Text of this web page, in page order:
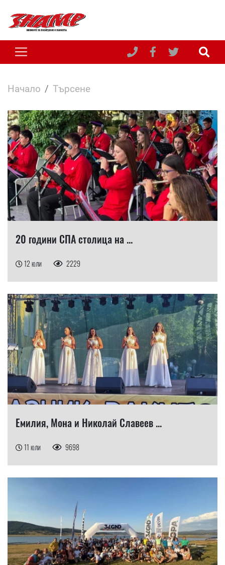
Начало Търсене
20 години СПА столица на ...
12 юли 2229
Емилия, Мона и Николай Славеев ...
11 юли 9698